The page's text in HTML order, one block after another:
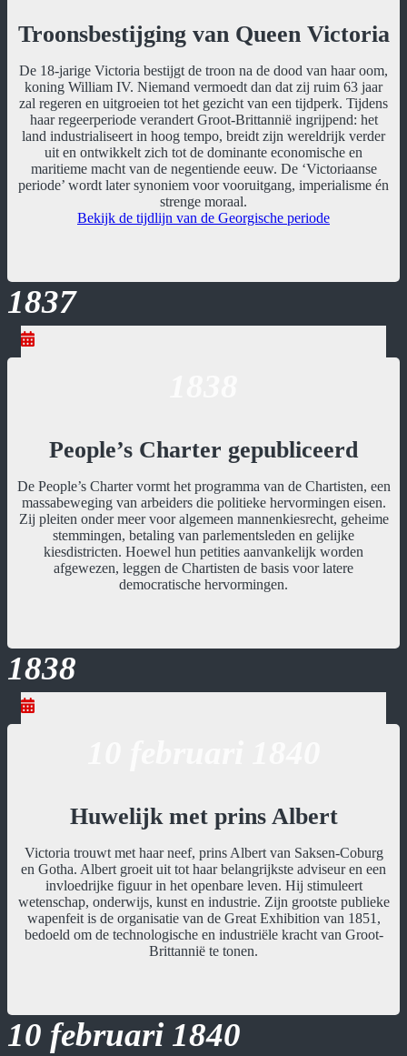
Troonsbestijging van Queen Victoria
De 18-jarige Victoria bestijgt de troon na de dood van haar oom,
koning William IV. Niemand vermoedt dan dat zij ruim 63 jaar
zal regeren en uitgroeien tot het gezicht van een tijdperk. Tijdens
haar regeerperiode verandert Groot-Brittannië ingrijpend: het
land industrialiseert in hoog tempo, breidt zijn wereldrijk verder
uit en ontwikkelt zich tot de dominante economische en
maritieme macht van de negentiende eeuw. De ‘Victoriaanse
periode’ wordt later synoniem voor vooruitgang, imperialisme én
strenge moraal.
Bekijk de tijdlijn van de Georgische periode
1837
People’s Charter gepubliceerd
De People’s Charter vormt het programma van de Chartisten, een
massabeweging van arbeiders die politieke hervormingen eisen.
Zij pleiten onder meer voor algemeen mannenkiesrecht, geheime
stemmingen, betaling van parlementsleden en gelijke
kiesdistricten. Hoewel hun petities aanvankelijk worden
afgewezen, leggen de Chartisten de basis voor latere
democratische hervormingen.
1838
Huwelijk met prins Albert
Victoria trouwt met haar neef, prins Albert van Saksen-Coburg
en Gotha. Albert groeit uit tot haar belangrijkste adviseur en een
invloedrijke figuur in het openbare leven. Hij stimuleert
wetenschap, onderwijs, kunst en industrie. Zijn grootste publieke
wapenfeit is de organisatie van de Great Exhibition van 1851,
bedoeld om de technologische en industriële kracht van Groot-
Brittannië te tonen.
10 februari 1840